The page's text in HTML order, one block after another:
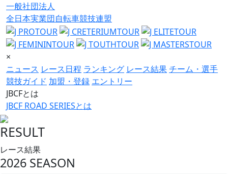
一般社団法人
全日本実業団自転車競技連盟
×
ニュース レース日程 ランキング レース結果チーム・選手
競技ガイド 加盟・登録 エントリー
JBCFとは
JBCF ROAD SERIESとは
RESULT
レース結果
2026 SEASON